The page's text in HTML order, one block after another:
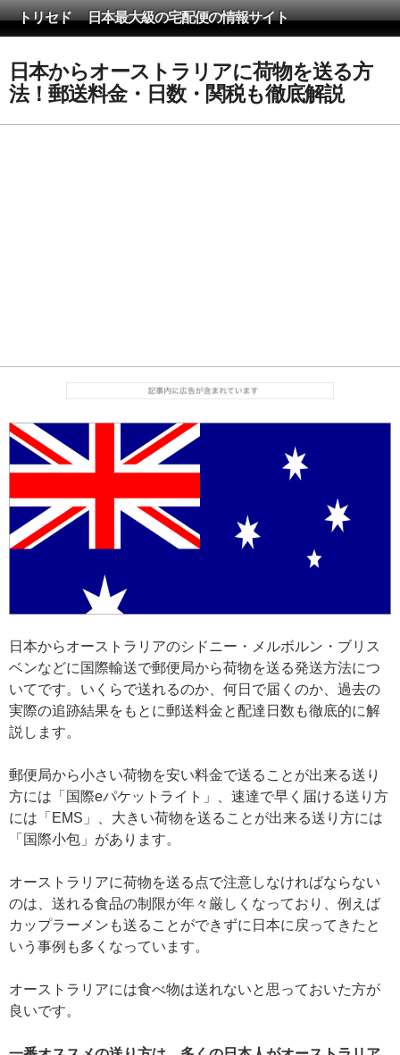
トリセド 日本最大級の宅配便の情報サイト
日本からオーストラリアに荷物を送る方
法！郵送料金・日数・関税も徹底解説
日本からオーストラリアのシドニー・メルボルン・ブリス
ベンなどに国際輸送で郵便局から荷物を送る発送方法につ
いてです。いくらで送れるのか、何日で届くのか、過去の
実際の追跡結果をもとに郵送料金と配達日数も徹底的に解
説します。
郵便局から小さい荷物を安い料金で送ることが出来る送り
方には「国際eパケットライト」、速達で早く届ける送り方
には「EMS」、大きい荷物を送ることが出来る送り方には
「国際小包」があります。
オーストラリアに荷物を送る点で注意しなければならない
のは、送れる食品の制限が年々厳しくなっており、例えば
カップラーメンも送ることができずに日本に戻ってきたと
いう事例も多くなっています。
オーストラリアには食べ物は送れないと思っておいた方が
良いです。